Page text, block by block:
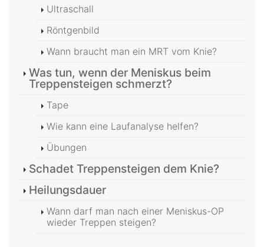
Ultraschall
Röntgenbild
Wann braucht man ein MRT vom Knie?
Was tun, wenn der Meniskus beim
Treppensteigen schmerzt?
Tape
Wie kann eine Laufanalyse helfen?
Übungen
Schadet Treppensteigen dem Knie?
Heilungsdauer
Wann darf man nach einer Meniskus-OP
wieder Treppen steigen?